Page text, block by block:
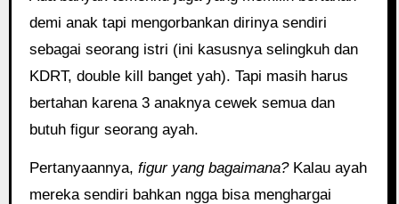
demi anak tapi mengorbankan dirinya sendiri
sebagai seorang istri (ini kasusnya selingkuh dan
KDRT, double kill banget yah). Tapi masih harus
bertahan karena 3 anaknya cewek semua dan
butuh figur seorang ayah.
Pertanyaannya, figur yang bagaimana?Kalau ayah
mereka sendiri bahkan ngga bisa menghargai